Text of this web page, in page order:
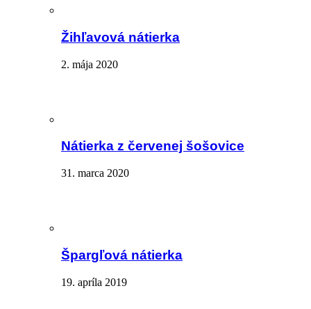
Žihľavová nátierka
2. mája 2020
Nátierka z červenej šošovice
31. marca 2020
Špargľová nátierka
19. apríla 2019